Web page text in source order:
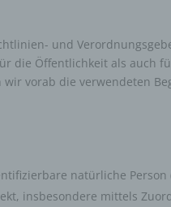
und
die Öffentlichkeit als auch
vorab die verwendeten
natürliche Person
insbesondere mittels